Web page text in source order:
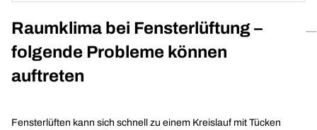
Raumklima bei Fensterlüftung –
folgende Probleme können
auftreten
Fensterlüften kann sich schnell zu einem Kreislauf mit Tücken